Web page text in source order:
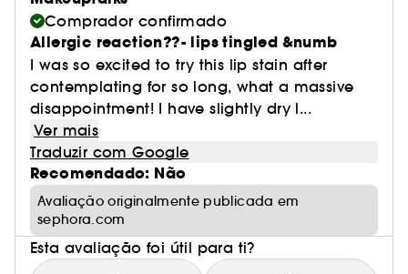
Comprador confirmado
Allergic reaction??- lips tingled &numb
I was so excited to try this lip stain after
contemplating for so long, what a massive
disappointment! I have slightly dry l...
Ver mais
Traduzir com Google
Recomendado: Não
Avaliação originalmente publicada em
sephora.com
Esta avaliação foi útil para ti?